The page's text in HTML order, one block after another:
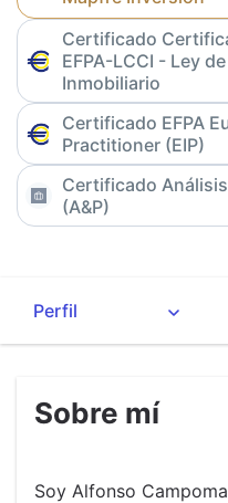
Certificado
EFPA-LCCI - Ley
Inmobiliario
Certificado EFPA
Practitioner (EIP)
Certificado
(A&P)
Sobre mí
Soy Alfonso